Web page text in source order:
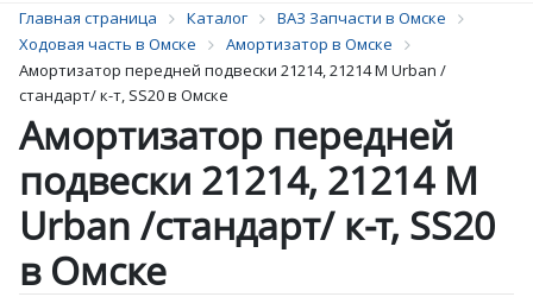
Главная страница Каталог
ВАЗ Запчасти в Омске
Ходовая часть в Омске
Амортизатор в Омске
Амортизатор передней подвески 21214, 21214 М Urban /
стандарт/ к-т, SS20 в Омске
Амортизатор передней
подвески 21214, 21214 М
Urban /стандарт/ к-т, SS20
в Омске